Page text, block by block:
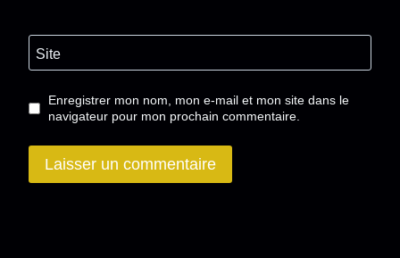
Site
Enregistrer mon nom, mon e-mail et mon site dans le
navigateur pour mon prochain commentaire.